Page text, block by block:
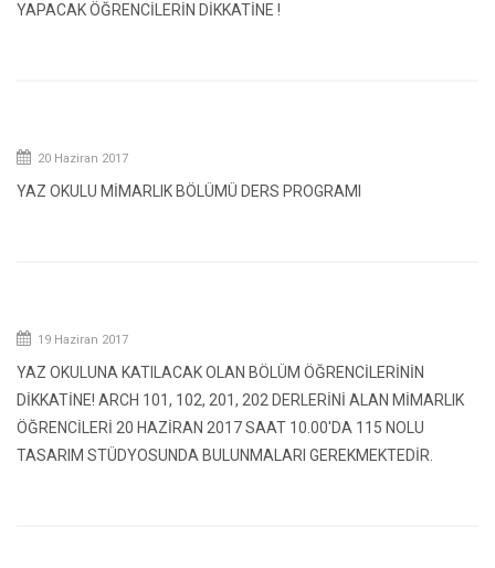
YAPACAK ÖĞRENCİLERİN DİKKATİNE !
20 Haziran 2017
YAZ OKULU MİMARLIK BÖLÜMÜ DERS PROGRAMI
19 Haziran 2017
YAZ OKULUNA KATILACAK OLAN BÖLÜM ÖĞRENCİLERİNİN
DİKKATİNE! ARCH 101, 102, 201, 202 DERLERİNİ ALAN MİMARLIK
ÖĞRENCİLERİ 20 HAZİRAN 2017 SAAT 10.00'DA 115 NOLU
TASARIM STÜDYOSUNDA BULUNMALARI GEREKMEKTEDİR.